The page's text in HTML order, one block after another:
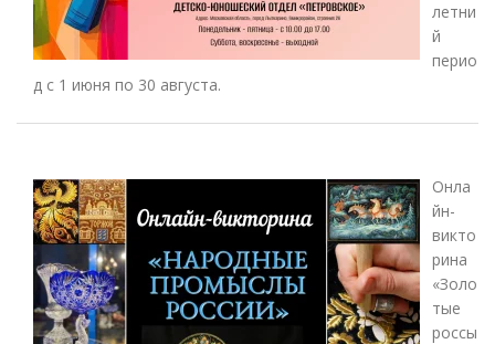
летни
й
перио
д с 1 июня по 30 августа.
Онла
йн-
викто
рина
«Золо
тые
россы